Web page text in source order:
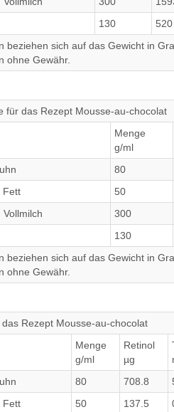
130 520
beziehen sich auf das Gewicht in
ohne Gewähr.
für das Rezept Mousse-au-chocolat
Menge
g/ml
80
Fett
50
Vollmilch
300
130
beziehen sich auf das Gewicht in
ohne Gewähr.
Rezept Mousse-au-chocolat
Menge
g/ml
Retinol
µg
80 708.8
Fett
50 137.5